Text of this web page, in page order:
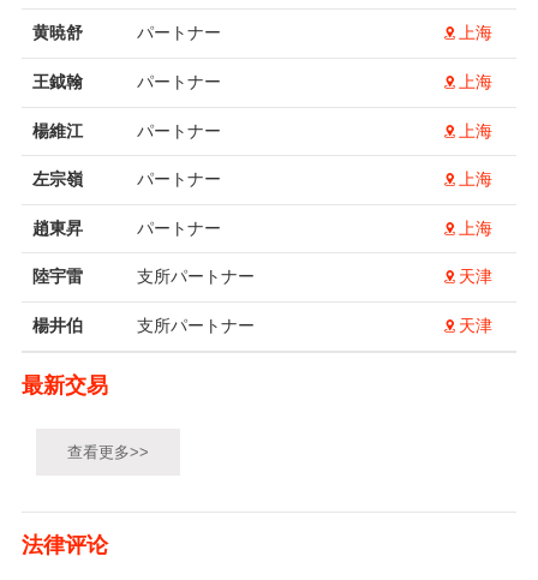
黄暁舒 パートナー 上海
王鉞翰 パートナー 上海
楊維江 パートナー 上海
左宗嶺 パートナー 上海
趙東昇 パートナー 上海
陸宇雷 支所パートナー 天津
楊井伯 支所パートナー 天津
最新交易
查看更多>>
法律评论